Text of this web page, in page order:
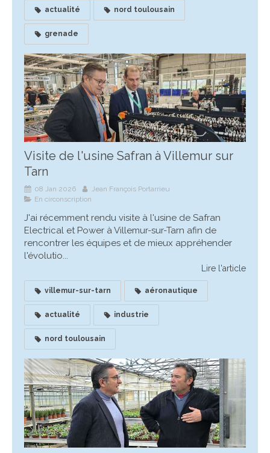
actualité nord toulousain
grenade
Visite de l'usine Safran à Villemur sur
Tarn
08 Jan 2026
Jean François Portarrieu
En circonscription
J'ai récemment rendu visite à l'usine de Safran
Electrical et Power à Villemur-sur-Tarn afin de
rencontrer les équipes et de mieux appréhender
l'évolutio...
Lire l'article
villemur-sur-tarn aéronautique
actualité industrie
nord toulousain